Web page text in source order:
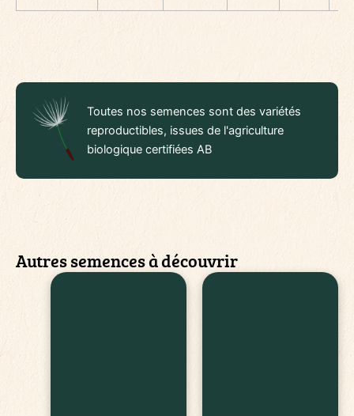
Toutes nos semences sont des variétés
reproductibles, issues de l'agriculture
biologique certifiées AB
Autres semences à découvrir